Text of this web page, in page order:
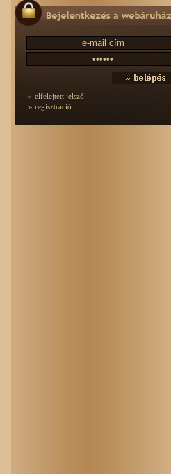
» elfelejtett jelszó
» regisztráció